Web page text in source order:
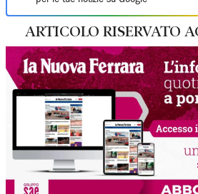
ARTICOLO RISERVATO